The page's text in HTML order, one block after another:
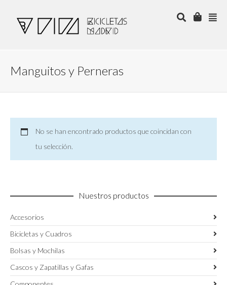
Manguitos y Perneras
No se han encontrado productos que coincidan con
tu selección.
Nuestros productos
Accesorios
Bicicletas y Cuadros
Bolsas y Mochilas
Cascos y Zapatillas y Gafas